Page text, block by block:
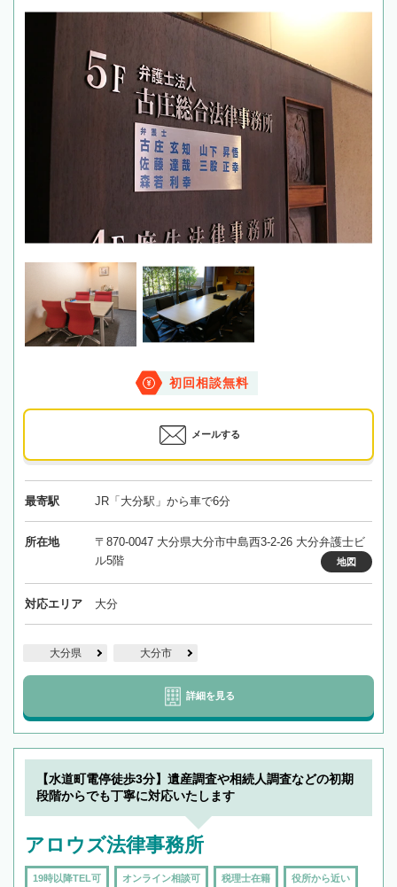
初回相談無料
メールする
最寄駅 JR「大分駅」から車で6分
所在地
〒870-0047 大分県大分市中島西3-2-26 大分弁護士ビ
ル5階
地図
対応エリア 大分
大分県 大分市
詳細を見る
【水道町電停徒歩3分】遺産調査や相続人調査などの初期
段階からでも丁寧に対応いたします
アロウズ法律事務所
19時以降TEL可 オンライン相談可 税理士在籍 役所から近い